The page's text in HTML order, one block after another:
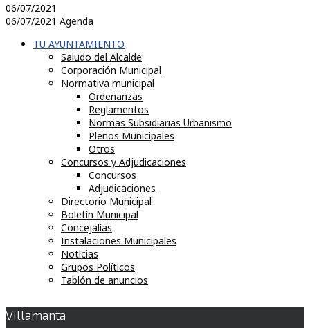
06/07/2021
06/07/2021 Agenda
TU AYUNTAMIENTO
Saludo del Alcalde
Corporación Municipal
Normativa municipal
Ordenanzas
Reglamentos
Normas Subsidiarias Urbanismo
Plenos Municipales
Otros
Concursos y Adjudicaciones
Concursos
Adjudicaciones
Directorio Municipal
Boletín Municipal
Concejalías
Instalaciones Municipales
Noticias
Grupos Políticos
Tablón de anuncios
Villamanta